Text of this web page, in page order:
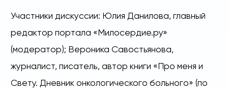
Участники дискуссии: Юлия Данилова, главный
редактор портала «Милосердие.ру»
(модератор); Вероника Савостьянова,
журналист, писатель, автор книги «Про меня и
Свету. Дневник онкологического больного» (по